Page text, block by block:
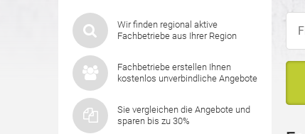
Wir finden regional aktive
Fachbetriebe aus Ihrer Region
Fachbetriebe erstellen Ihnen
kostenlos unverbindliche Angebote
Sie vergleichen die Angebote und
sparen bis zu 30%